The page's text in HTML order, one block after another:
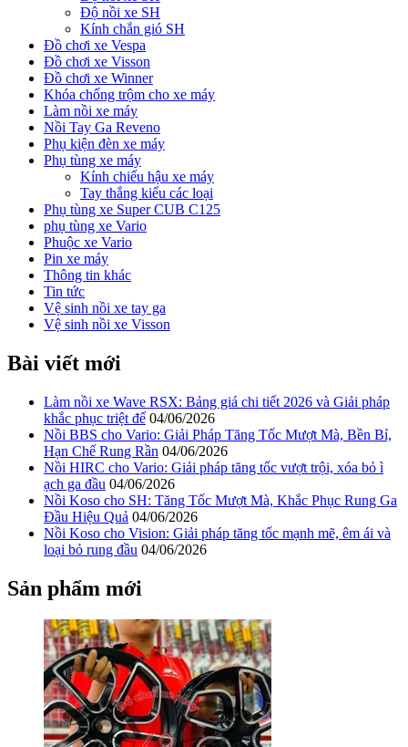
Độ nồi xe SH
Kính chắn gió SH
Đồ chơi xe Vespa
Đồ chơi xe Visson
Đồ chơi xe Winner
Khóa chống trộm cho xe máy
Làm nồi xe máy
Nồi Tay Ga Reveno
Phụ kiện đèn xe máy
Phụ tùng xe máy
Kính chiếu hậu xe máy
Tay thắng kiểu các loại
Phụ tùng xe Super CUB C125
phụ tùng xe Vario
Phuộc xe Vario
Pin xe máy
Thông tin khác
Tin tức
Vệ sinh nồi xe tay ga
Vệ sinh nồi xe Visson
Bài viết mới
Làm nồi xe Wave RSX: Bảng giá chi tiết 2026 và Giải pháp
khắc phục triệt để 04/06/2026
Nồi BBS cho Vario: Giải Pháp Tăng Tốc Mượt Mà, Bền Bỉ,
Hạn Chế Rung Rần 04/06/2026
Nồi HIRC cho Vario: Giải pháp tăng tốc vượt trội, xóa bỏ ì
ạch ga đầu 04/06/2026
Nồi Koso cho SH: Tăng Tốc Mượt Mà, Khắc Phục Rung Ga
Đầu Hiệu Quả 04/06/2026
Nồi Koso cho Vision: Giải pháp tăng tốc mạnh mẽ, êm ái và
loại bỏ rung đầu 04/06/2026
Sản phẩm mới